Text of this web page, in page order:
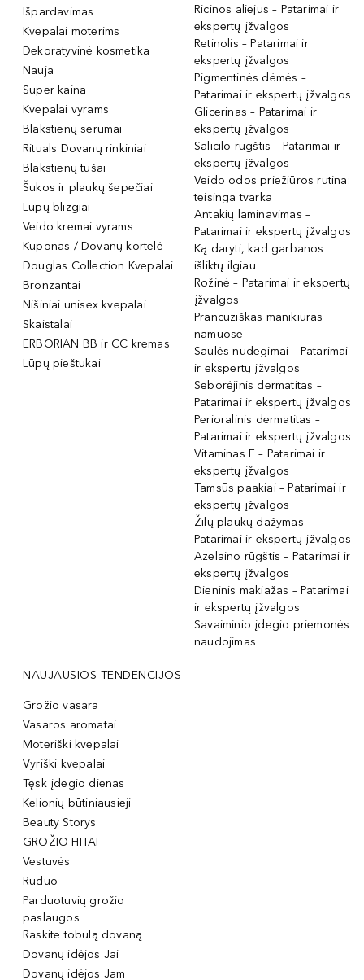
Išpardavimas
Kvepalai moterims
Dekoratyvinė kosmetika
Nauja
Super kaina
Kvepalai vyrams
Blakstienų serumai
Rituals Dovanų rinkiniai
Blakstienų tušai
Šukos ir plaukų šepečiai
Lūpų blizgiai
Veido kremai vyrams
Kuponas / Dovanų kortelė
Douglas Collection Kvepalai
Bronzantai
Nišiniai unisex kvepalai
Skaistalai
ERBORIAN BB ir CC kremas
Lūpų pieštukai
Ricinos aliejus – Patarimai ir
ekspertų įžvalgos
Retinolis – Patarimai ir
ekspertų įžvalgos
Pigmentinės dėmės –
Patarimai ir ekspertų įžvalgos
Glicerinas – Patarimai ir
ekspertų įžvalgos
Salicilo rūgštis – Patarimai ir
ekspertų įžvalgos
Veido odos priežiūros rutina:
teisinga tvarka
Antakių laminavimas –
Patarimai ir ekspertų įžvalgos
Ką daryti, kad garbanos
išliktų ilgiau
Rožinė – Patarimai ir ekspertų
įžvalgos
Prancūziškas manikiūras
namuose
Saulės nudegimai – Patarimai
ir ekspertų įžvalgos
Seborėjinis dermatitas –
Patarimai ir ekspertų įžvalgos
Perioralinis dermatitas –
Patarimai ir ekspertų įžvalgos
Vitaminas E – Patarimai ir
ekspertų įžvalgos
Tamsūs paakiai – Patarimai ir
ekspertų įžvalgos
Žilų plaukų dažymas –
Patarimai ir ekspertų įžvalgos
Azelaino rūgštis – Patarimai ir
ekspertų įžvalgos
Dieninis makiažas – Patarimai
ir ekspertų įžvalgos
Savaiminio įdegio priemonės
naudojimas
NAUJAUSIOS TENDENCIJOS
Grožio vasara
Vasaros aromatai
Moteriški kvepalai
Vyriški kvepalai
Tęsk įdegio dienas
Kelionių būtiniausieji
Beauty Storys
GROŽIO HITAI
Vestuvės
Ruduo
Parduotuvių grožio
paslaugos
Raskite tobulą dovaną
Dovanų idėjos Jai
Dovanų idėjos Jam